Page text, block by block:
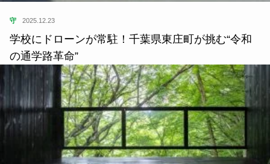
守 2025.12.23
学校にドローンが常駐！千葉県東庄町が挑む“令和
の通学路革命”